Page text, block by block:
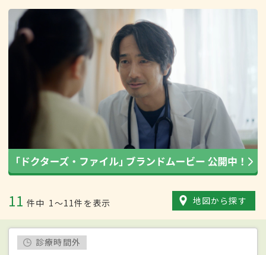
11 件中 1〜11件を表示 地図から探す
診療時間外